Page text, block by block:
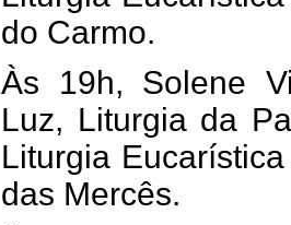
do Carmo.
Às 19h, Solene
Luz, Liturgia da
Liturgia
das Mercês.